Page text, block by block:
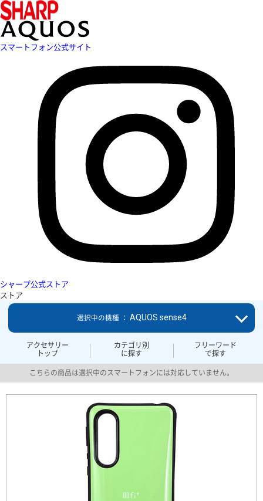
スマートフォン公式サイト
シャープ公式ストア
ストア
アクセサリー
トップ
カテゴリ別
に探す
フリーワード
で探す
選択中の機種 ： AQUOS sense4
こちらの商品は選択中のスマートフォンには対応していません。